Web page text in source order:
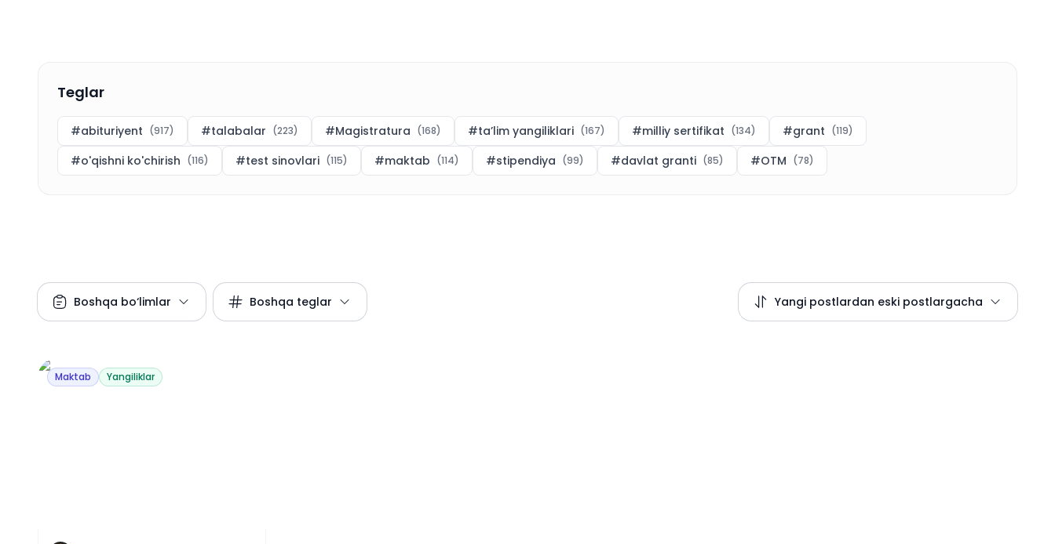
Teglar
#abituriyent (917) #talabalar (223) #Magistratura (168) #ta’lim yangiliklari (167) #milliy sertifikat (134) #grant (119)
#o'qishni ko'chirish (116) #test sinovlari (115) #maktab (114) #stipendiya (99) #davlat granti (85) #OTM (78)
Boshqa bo‘limlar Boshqa teglar Yangi postlardan eski postlargacha
Maktab Yangiliklar